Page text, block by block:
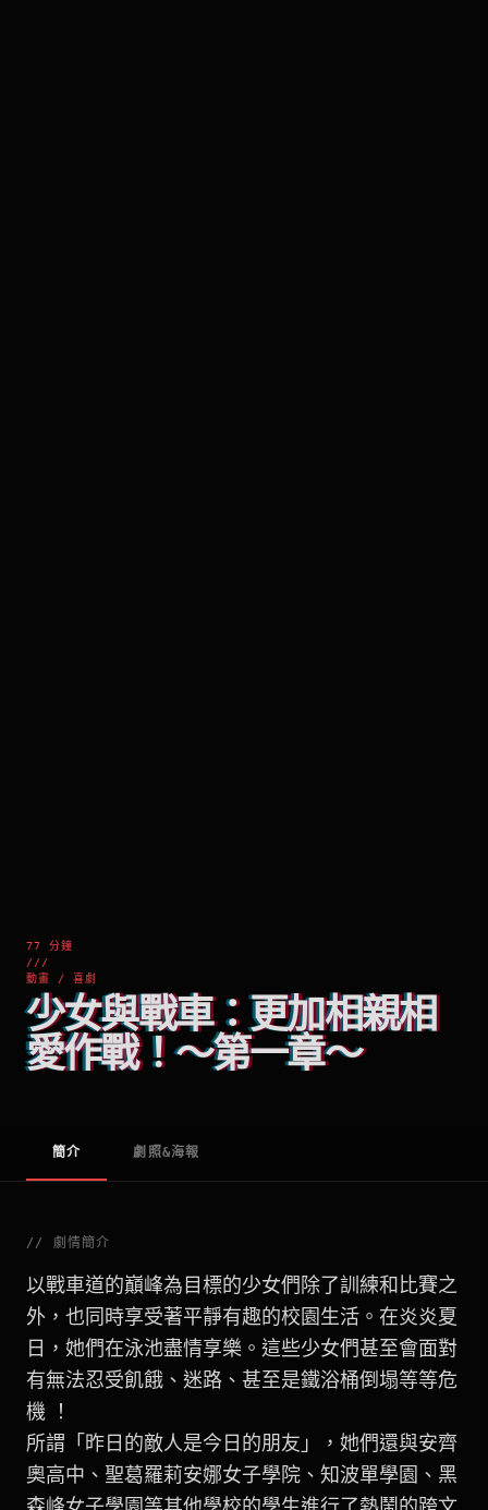
77 分鐘
///
動畫 / 喜劇
少女與戰車：更加相親相
愛作戰！～第一章～
簡介 劇照&海報
// 劇情簡介
以戰車道的巔峰為目標的少女們除了訓練和比賽之
外，也同時享受著平靜有趣的校園生活。在炎炎夏
日，她們在泳池盡情享樂。這些少女們甚至會面對
有無法忍受飢餓、迷路、甚至是鐵浴桶倒塌等等危
機 ！
所謂「昨日的敵人是今日的朋友」，她們還與安齊
奧高中、聖葛羅莉安娜女子學院、知波單學園、黑